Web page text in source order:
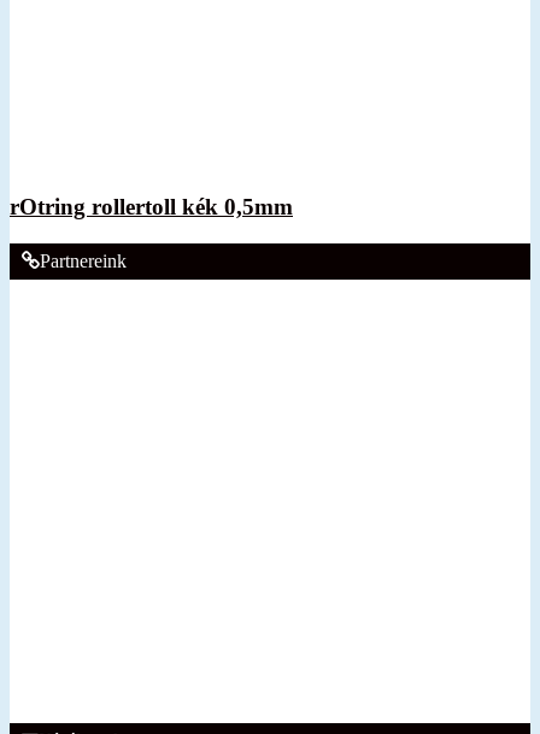
rOtring rollertoll kék 0,5mm
Partnereink